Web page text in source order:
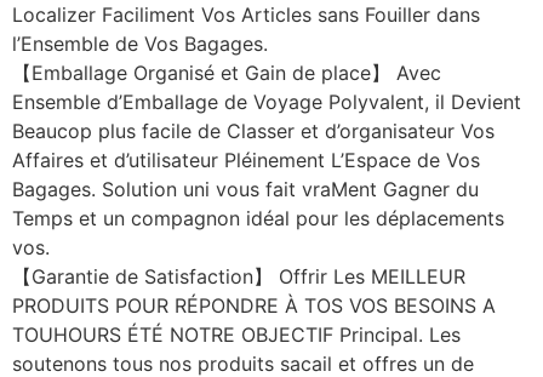
Localizer Faciliment Vos Articles sans Fouiller dans
l’Ensemble de Vos Bagages.
【Emballage Organisé et Gain de place】 Avec
Ensemble d’Emballage de Voyage Polyvalent, il Devient
Beaucop plus facile de Classer et d’organisateur Vos
Affaires et d’utilisateur Pléinement L’Espace de Vos
Bagages. Solution uni vous fait vraMent Gagner du
Temps et un compagnon idéal pour les déplacements
vos.
【Garantie de Satisfaction】 Offrir Les MEILLEUR
PRODUITS POUR RÉPONDRE À TOS VOS BESOINS A
TOUHOURS ÉTÉ NOTRE OBJECTIF Principal. Les
soutenons tous nos produits sacail et offres un de